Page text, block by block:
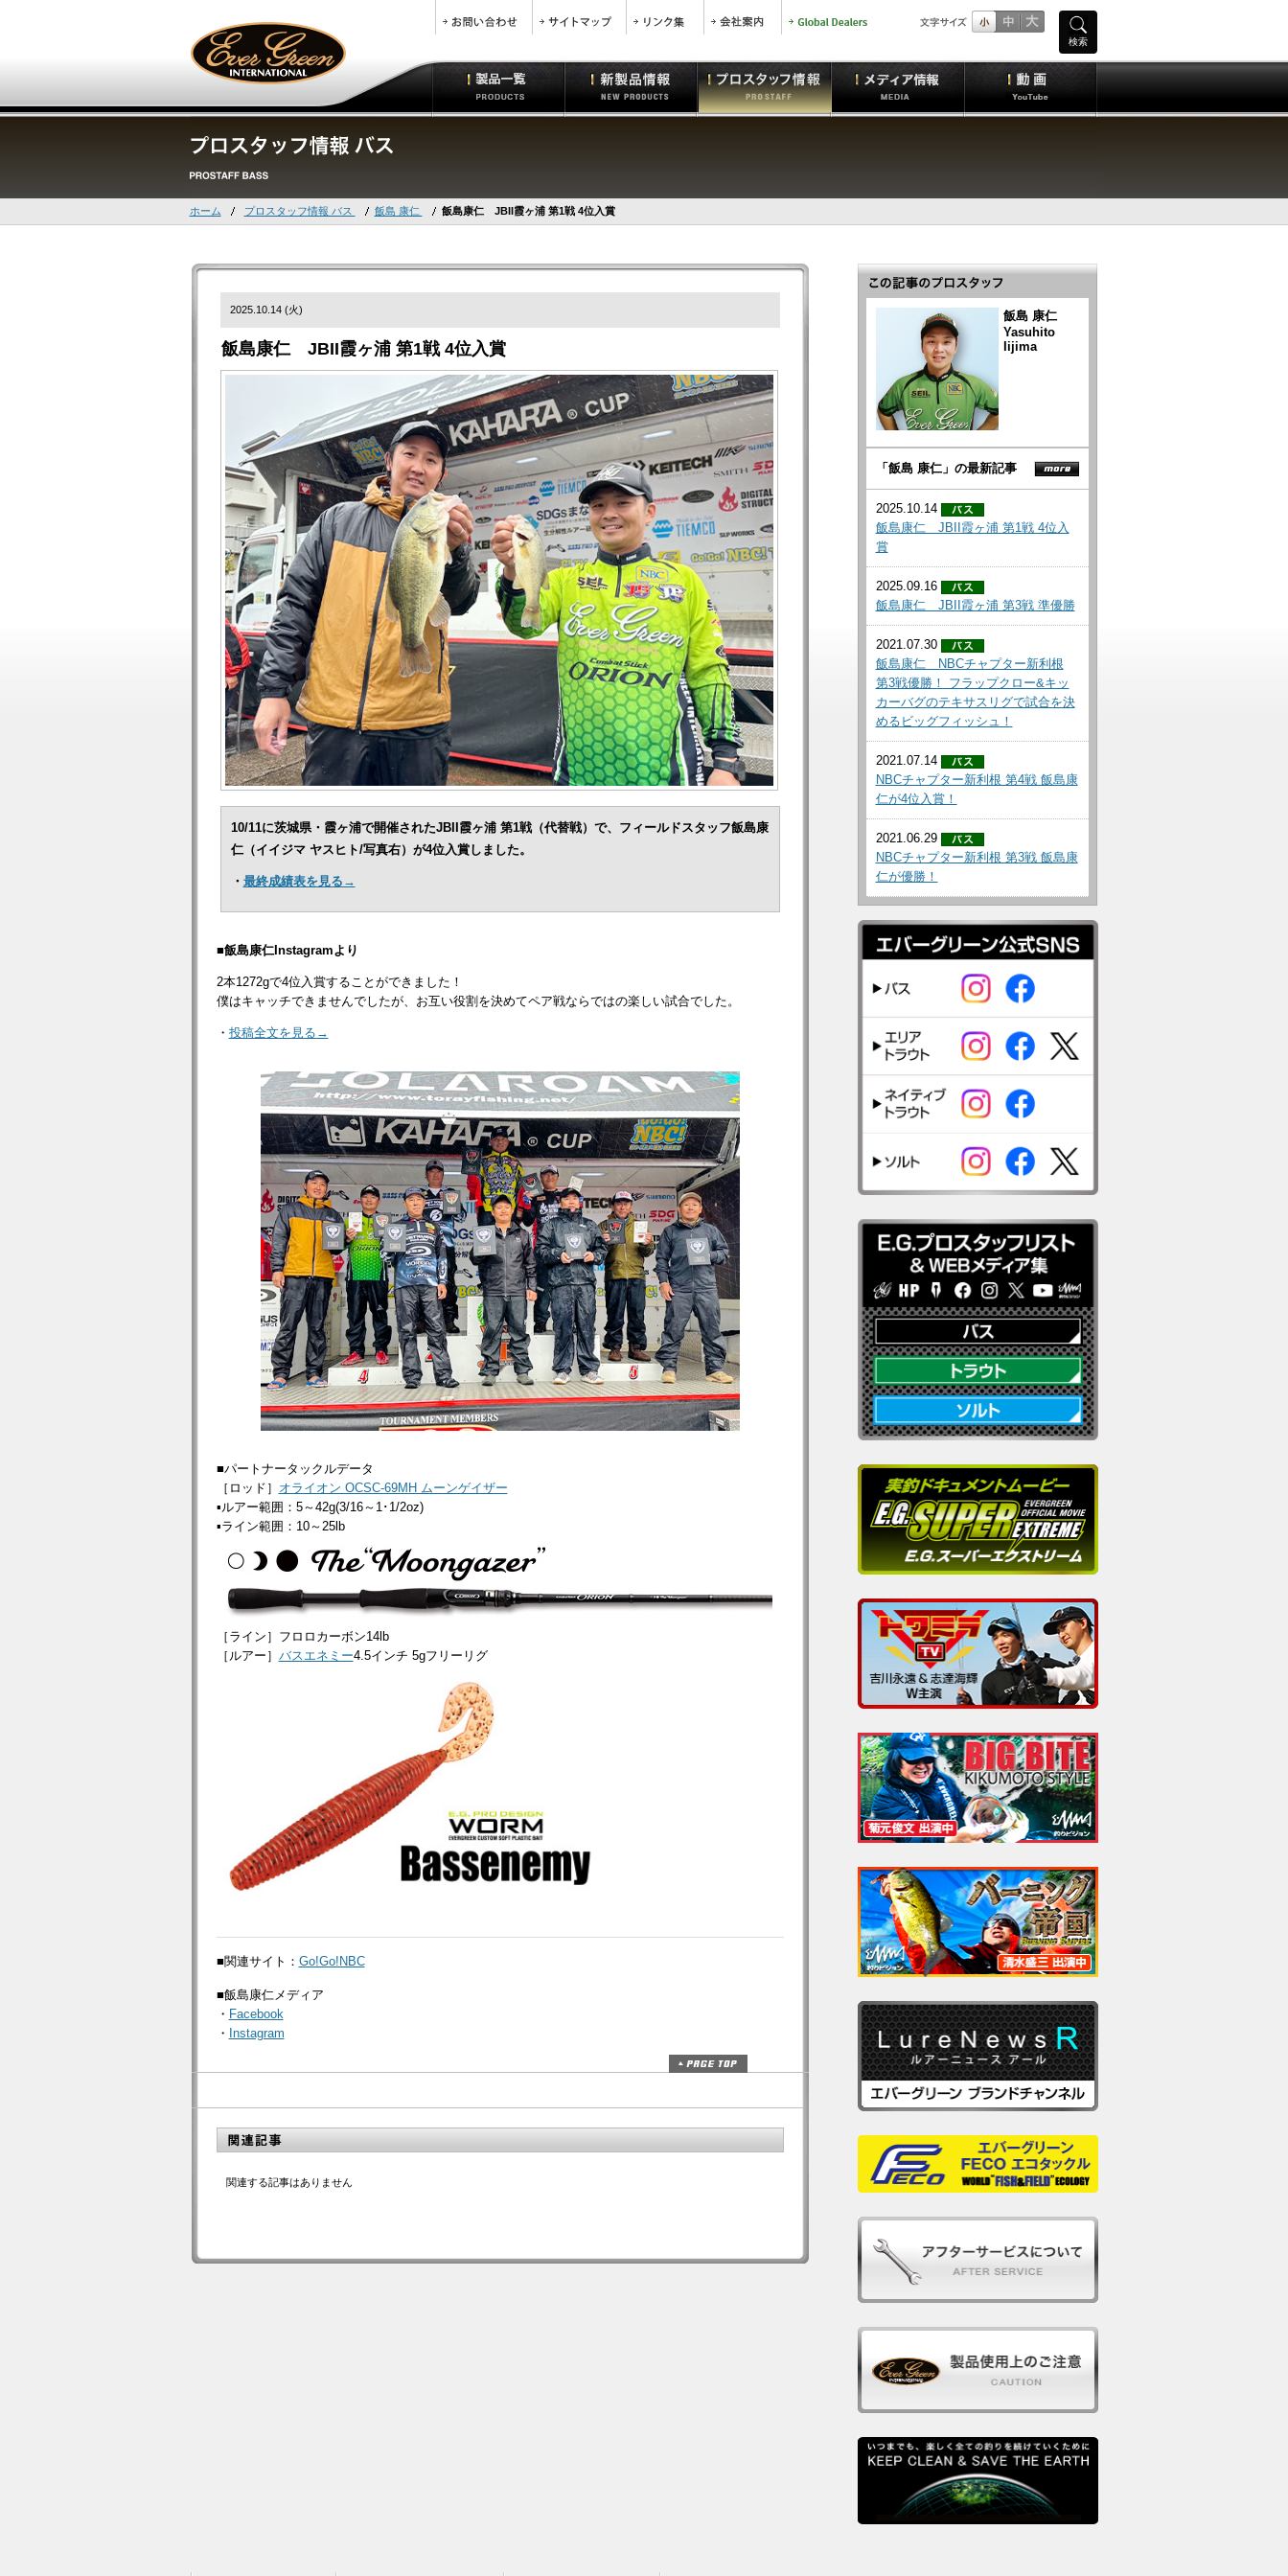
検索
ホーム プロスタッフ情報 バス 飯島 康仁 飯島康仁 JBII霞ヶ浦 第1戦 4位入賞
2025.10.14 (火)
飯島康仁 JBII霞ヶ浦 第1戦 4位入賞
10/11に茨城県・霞ヶ浦で開催されたJBII霞ヶ浦 第1戦（代替戦）で、フィールドスタッフ飯島康
仁（イイジマ ヤスヒト/写真右）が4位入賞しました。
・ 最終成績表を見る→
■飯島康仁Instagramより
2本1272gで4位入賞することができました！
僕はキャッチできませんでしたが、お互い役割を決めてペア戦ならではの楽しい試合でした。
・ 投稿全文を見る→
■パートナータックルデータ
［ロッド］ オライオン OCSC-69MH ムーンゲイザー
▪ルアー範囲：5～42g(3/16～1･1/2oz)
▪ライン範囲：10～25lb
［ライン］フロロカーボン14lb
［ルアー］ バスエネミー4.5インチ 5gフリーリグ
■関連サイト： Go!Go!NBC
■飯島康仁メディア
・ Facebook
・ Instagram
関連する記事はありません
飯島 康仁
Yasuhito
Iijima
「飯島 康仁」の最新記事
2025.10.14
飯島康仁 JBII霞ヶ浦 第1戦 4位入
賞
2025.09.16
飯島康仁 JBII霞ヶ浦 第3戦 準優勝
2021.07.30
飯島康仁 NBCチャプター新利根
第3戦優勝！ フラップクロー&キッ
カーバグのテキサスリグで試合を決
めるビッグフィッシュ！
2021.07.14
NBCチャプター新利根 第4戦 飯島康
仁が4位入賞！
2021.06.29
NBCチャプター新利根 第3戦 飯島康
仁が優勝！